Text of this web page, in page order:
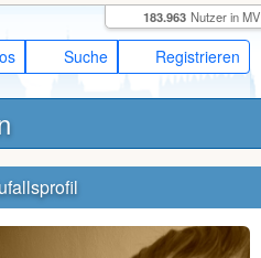
Suche Registrieren
183.963 Nutzer in MV